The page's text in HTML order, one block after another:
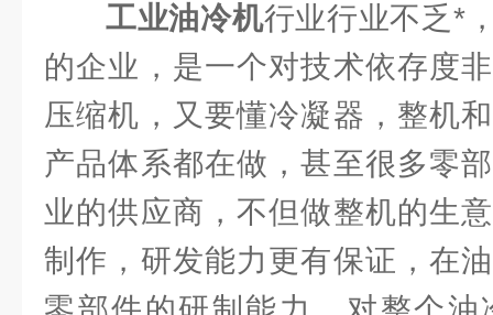
工业油冷机行业行业不乏*
的企业，是一个对技术依存度
压缩机，又要懂冷凝器，整机
产品体系都在做，甚至很多零
业的供应商，不但做整机的生
制作，研发能力更有保证，在